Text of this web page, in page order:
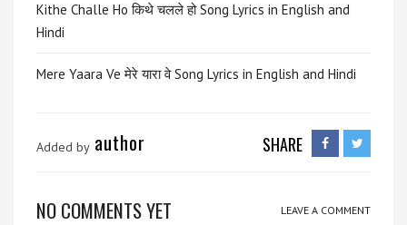
Kithe Challe Ho किथे चलले हो Song Lyrics in English and
Hindi
Mere Yaara Ve मेरे यारा वे Song Lyrics in English and Hindi
Added by author SHARE
NO COMMENTS YET LEAVE A COMMENT